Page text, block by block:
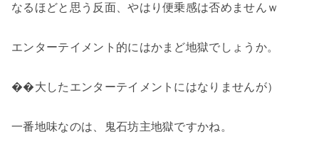
なるほどと思う反面、やはり便乗感は否めませんｗ
エンターテイメント的にはかまど地獄でしょうか。
��大したエンターテイメントにはなりませんが）
一番地味なのは、鬼石坊主地獄ですかね。